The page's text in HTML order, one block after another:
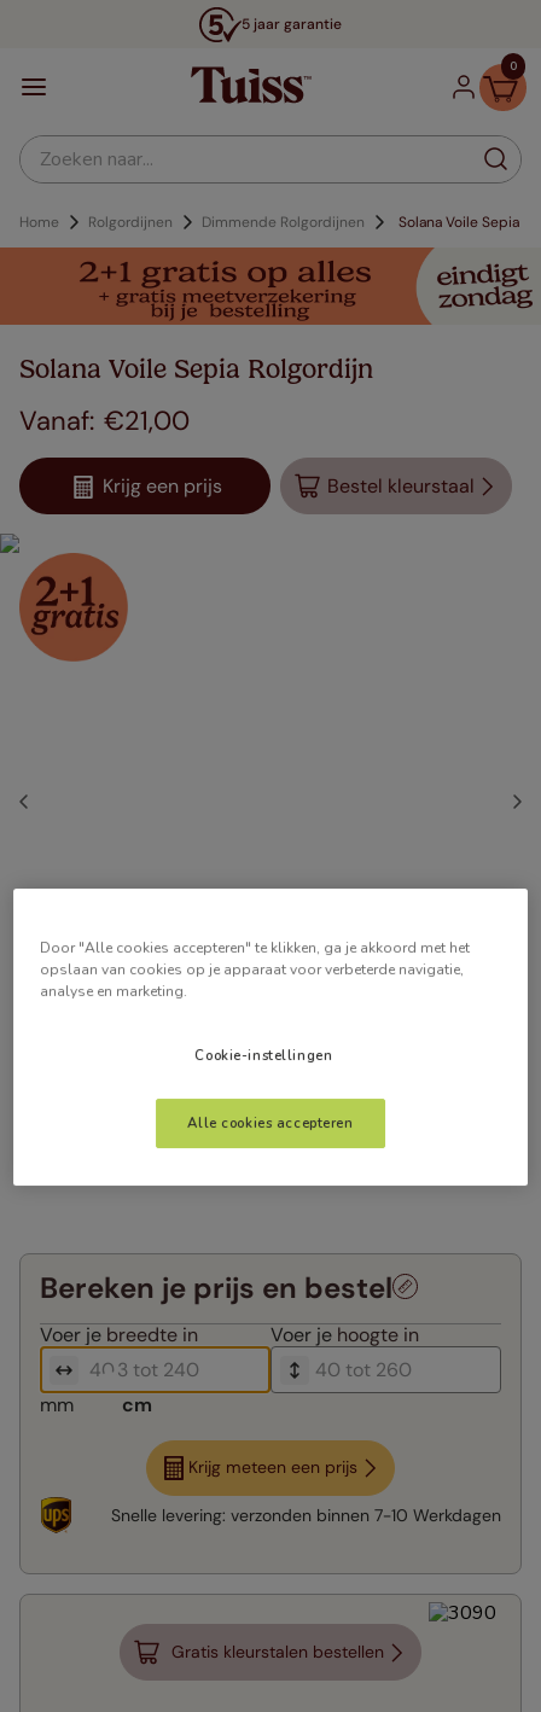
5 jaar garantie
0
Zoeken naar...
Home Rolgordijnen Dimmende Rolgordijnen Solana Voile Sepia
Solana Voile Sepia Rolgordijn
€21,00
Krijg een prijs Bestel kleurstaal
Bereken je prijs en bestel
Voer je breedte in Voer je hoogte in
mm cm
Krijg meteen een prijs
Snelle levering: verzonden binnen 7-10 Werkdagen
Gratis kleurstalen bestellen
Door "Alle cookies accepteren" te klikken, ga je akkoord met het
opslaan van cookies op je apparaat voor verbeterde navigatie,
analyse en marketing.
Cookie-instellingen
Alle cookies accepteren